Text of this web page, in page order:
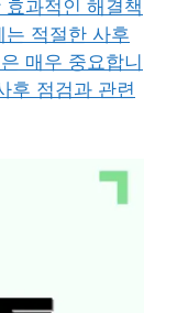
과적인 해결책
적절한 사후
매우 중요합니
후 점검과 관련